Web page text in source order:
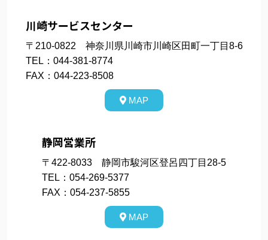
川崎サービスセンター
〒210-0822 神奈川県川崎市川崎区田町一丁目8-6
TEL：044-381-8774
FAX：044-223-8508
MAP
静岡営業所
〒422-8033 静岡市駿河区登呂四丁目28-5
TEL：054-269-5377
FAX：054-237-5855
MAP